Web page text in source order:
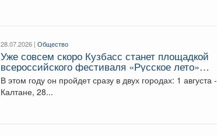
28.07.2026 |Общество
Уже совсем скоро Кузбасс станет площадкой
всероссийского фестиваля «Русское лето»
#ZaРоссию.
В этом году он пройдет сразу в двух городах: 1 августа
Калтане, 28...